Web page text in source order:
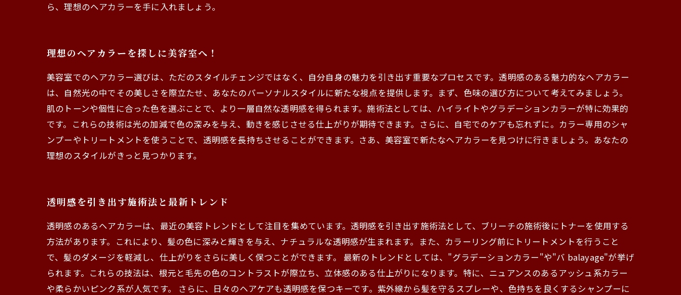
ら、理想のヘアカラーを手に入れましょう。
理想のヘアカラーを探しに美容室へ！
美容室でのヘアカラー選びは、ただのスタイルチェンジではなく、自分自身の魅力を引き出す重要なプロセスです。透明感のある魅力的なヘアカラー
は、自然光の中でその美しさを際立たせ、あなたのパーソナルスタイルに新たな視点を提供します。まず、色味の選び方について考えてみましょう。
肌のトーンや個性に合った色を選ぶことで、より一層自然な透明感を得られます。施術法としては、ハイライトやグラデーションカラーが特に効果的
です。これらの技術は光の加減で色の深みを与え、動きを感じさせる仕上がりが期待できます。さらに、自宅でのケアも忘れずに。カラー専用のシャ
ンプーやトリートメントを使うことで、透明感を長持ちさせることができます。さあ、美容室で新たなヘアカラーを見つけに行きましょう。あなたの
理想のスタイルがきっと見つかります。
透明感を引き出す施術法と最新トレンド
透明感のあるヘアカラーは、最近の美容トレンドとして注目を集めています。透明感を引き出す施術法として、ブリーチの施術後にトナーを使用する
方法があります。これにより、髪の色に深みと輝きを与え、ナチュラルな透明感が生まれます。また、カラーリング前にトリートメントを行うこと
で、髪のダメージを軽減し、仕上がりをさらに美しく保つことができます。 最新のトレンドとしては、"グラデーションカラー"や"バ balayage"が挙げ
られます。これらの技法は、根元と毛先の色のコントラストが際立ち、立体感のある仕上がりになります。特に、ニュアンスのあるアッシュ系カラー
や柔らかいピンク系が人気です。 さらに、日々のヘアケアも透明感を保つキーです。紫外線から髪を守るスプレーや、色持ちを良くするシャンプーに